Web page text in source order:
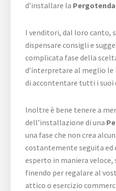
d’installare la
I venditori, dal loro canto,
dispensare consigli e
complicata fase della
d’interpretare al meglio
di accontentare tutti i suoi
Inoltre è bene tenere a
dell’installazione di una
una fase che non crea
costantemente seguita ed
esperto in maniera veloce,
finendo per regalare al
attico o esercizio